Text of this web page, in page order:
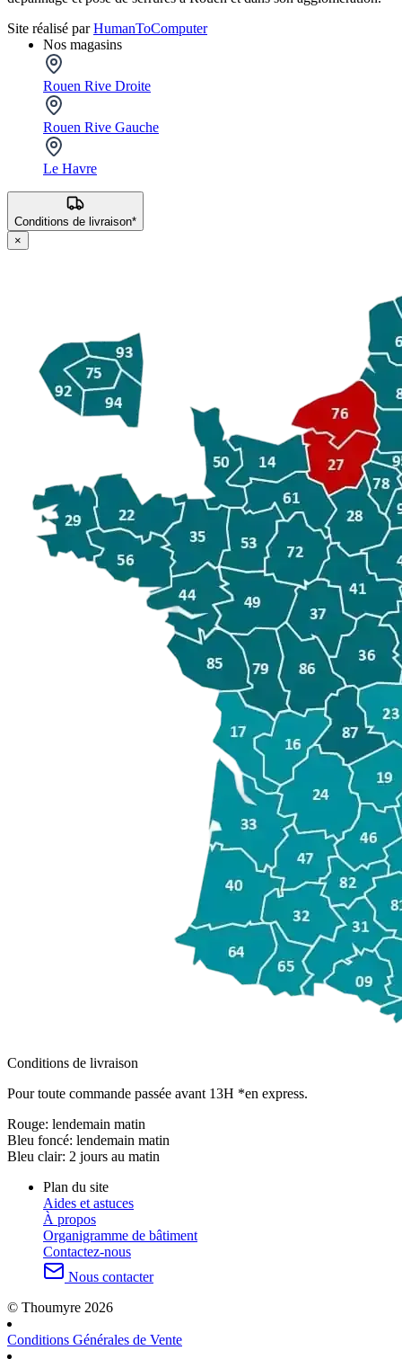
Site réalisé parHumanToComputer
Nos magasins
Rouen Rive Droite
Rouen Rive Gauche
Le Havre
Conditions de livraison*
×
Conditions de livraison
Pour toute commande passée avant 13H *en express.
Rouge: lendemain matin
Bleu foncé: lendemain matin
Bleu clair: 2 jours au matin
Plan du site
Aides et astuces
À propos
Organigramme de bâtiment
Contactez-nous
Nous contacter
© Thoumyre 2026
Conditions Générales de Vente